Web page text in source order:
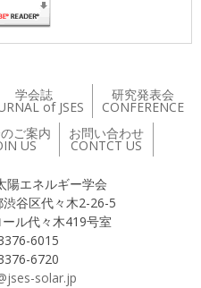
学会誌
of JSES
研究発表会
CONFERENCE
ご案内
US
お問い合わせ
CONTCT US
陽エネルギー学会
谷区代々木2-26-5
木419号室
6015
6720
solar.jp